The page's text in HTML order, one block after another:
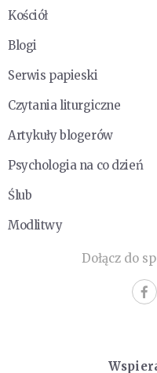
Kościół
Blogi
Serwis papieski
Czytania liturgiczne
Artykuły blogerów
Psychologia na co dzień
Ślub
Modlitwy
Dołącz do